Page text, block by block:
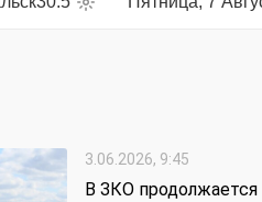
3.06.2026, 9:45
В ЗКО продолжается